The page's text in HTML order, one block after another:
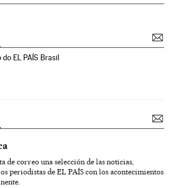
EL PAÍS Brasil
de correo una selección de las noticias,
periodistas de EL PAÍS con los acontecimientos